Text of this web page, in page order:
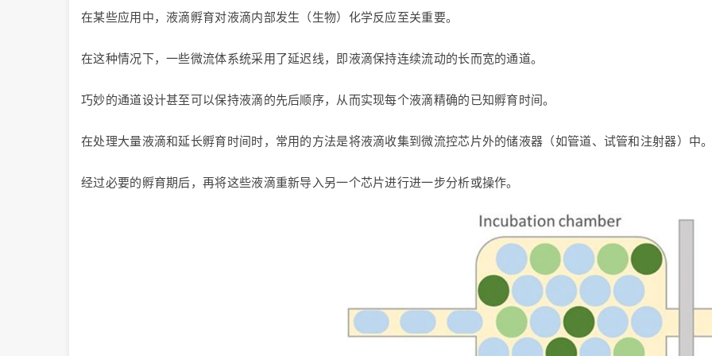
在某些应用中，液滴孵育对液滴内部发生（生物）化学反应至关重要。
在这种情况下，一些微流体系统采用了延迟线，即液滴保持连续流动的长而宽的通道。
巧妙的通道设计甚至可以保持液滴的先后顺序，从而实现每个液滴精确的已知孵育时间。
在处理大量液滴和延长孵育时间时，常用的方法是将液滴收集到微流控芯片外的储液器（如管道、试管和注射器）中
经过必要的孵育期后，再将这些液滴重新导入另一个芯片进行进一步分析或操作。